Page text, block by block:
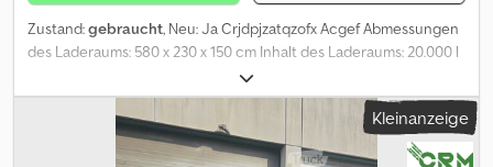
Zustand:gebraucht, Neu: Ja Crjdpjzatqzofx Acgef Abmessungen
des Laderaums: 580 x 230 x 150 cm Inhalt des Laderaums: 20.000 l
Kleinanzeige